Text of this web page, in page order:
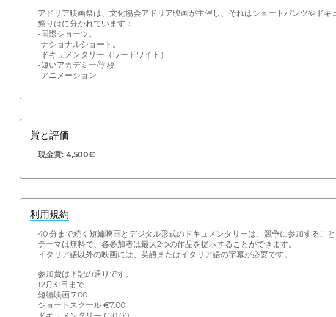
アドリア映画祭は、文化協会アドリア映画が主催し、それはショートパンツやド
祭りはに分かれています：
-国際ショーツ。
-ナショナルショート。
-ドキュメンタリー（ワードワイド）
-短いアカデミー/学校
-アニメーション
賞と評価
現金賞: 4,500€
利用規約
40 分まで続く短編映画とデジタル形式のドキュメンタリーは、競争に参加するこ
テーマは無料で、各参加者は最大2つの作品を提示することができます。
イタリア語以外の映画には、英語またはイタリア語の字幕が必要です。
参加費は下記の通りです。
12月31日まで
短編映画 7.00
ショートスクール €7.00